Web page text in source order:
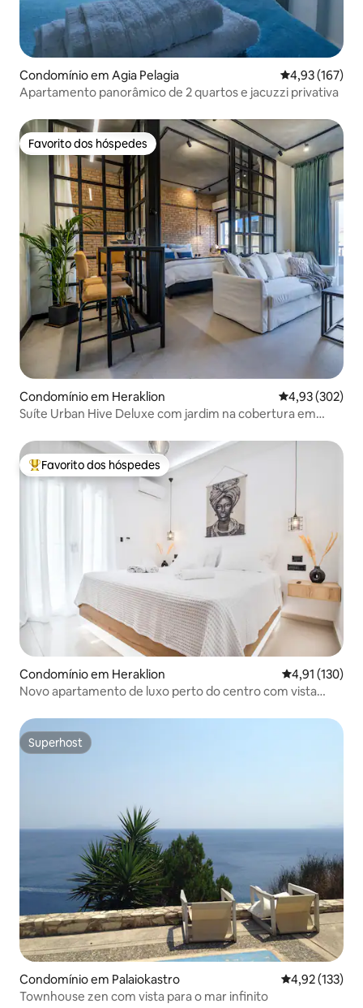
Condomínio em Agia Pelagia Classificação
4,93 (167)
Apartamento panorâmico de 2 quartos e jacuzzi privativa
Favorito dos hóspedes
Favorito dos hóspedes
Condomínio em Heraklion Classificação
4,93 (302)
Suíte Urban Hive Deluxe com jardim na cobertura em
Favoritos dos hóspedes mais apreciados
Favorito dos hóspedes
Condomínio em Heraklion Classificação
4,91 (130)
Novo apartamento de luxo perto do centro com vista
Superhost
Superhost
Condomínio em Palaiokastro Classificação
4,92 (133)
Townhouse zen com vista para o mar infinito